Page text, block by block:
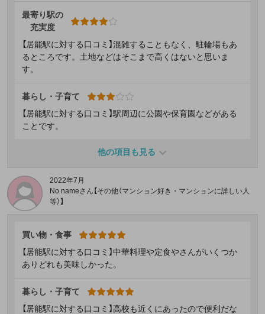
最寄り駅の
充実度
【居能駅に対する口コミ】混雑することもなく、駐輪場もあ
るところです。土地などはそこまで高くはないと思いま
す。
暮らし・子育て
【居能駅に対する口コミ】駅周辺に公園や保育園などがある
ことです。
他の項目も見る
2022年7月
No nameさん【その他（マンション好き・マンションに詳しい人
等）】
買い物・食事
【居能駅に対する口コミ】中華料理や定食やさんがいくつか
ありどれも美味しかった。
暮らし・子育て
【居能駅に対する口コミ】高校も近くにあったので便利だな